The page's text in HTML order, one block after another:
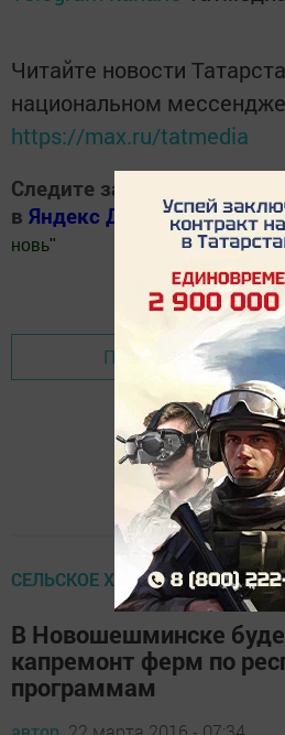
Читайте новости
национальном
https://max.ru/tatmedia
Следите за самым
в Яндекс Дзен иТелеграм
новь"
Добавить Шешминскую новь в
Перейти на страницу
СЕЛЬСКОЕ ХОЗЯЙСТВО
В Новошешминске
капремонт ферм по
программам